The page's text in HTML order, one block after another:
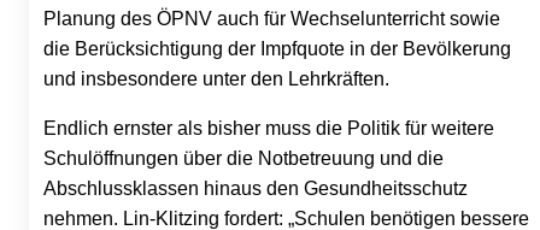
Planung des ÖPNV auch für Wechselunterricht sowie
die Berücksichtigung der Impfquote in der Bevölkerung
und insbesondere unter den Lehrkräften.
Endlich ernster als bisher muss die Politik für weitere
Schulöffnungen über die Notbetreuung und die
Abschlussklassen hinaus den Gesundheitsschutz
nehmen. Lin-Klitzing fordert: „Schulen benötigen bessere